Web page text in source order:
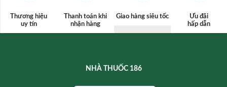
Thương hiệu
uy tín
Thanh toán khi
nhận hàng
Giao hàng siêu tốc
Ưu đãi
hấp dẫn
NHÀ THUỐC 186